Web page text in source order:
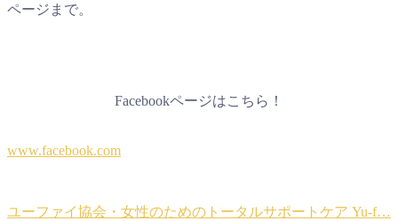
ページまで。
Facebookページはこちら！
www.facebook.com
ユーファイ協会・女性のためのトータルサポートケア Yu-f…